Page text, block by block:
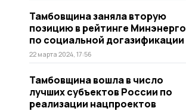
Тамбовщина заняла вторую
позицию в рейтинге Минэнерго
по социальной догазификации
22 марта 2024, 17:56
Тамбовщина вошла в число
лучших субъектов России по
реализации нацпроектов